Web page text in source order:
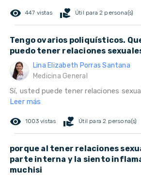
remove_red_eye 447 vistas volunteer_activism Útil para 2 persona(s)
Tengo ovarios poliquísticos.
puedo tener relaciones
Lina Elizabeth Porras Santana
Medicina General
Sí, usted puede tener relaciones
Leer más
remove_red_eye 1003 vistas volunteer_activism Útil para 2 persona(s)
porque al tener relaciones
parte interna y la siento
muchisi